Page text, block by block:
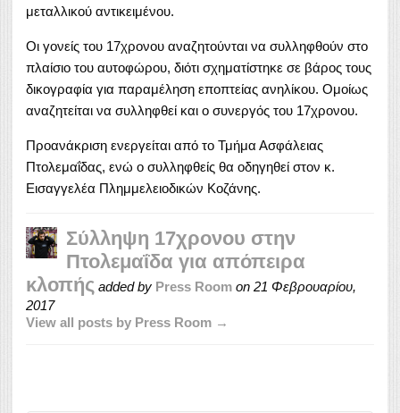
μεταλλικού αντικειμένου.
Οι γονείς του 17χρονου αναζητούνται να συλληφθούν στο
πλαίσιο του αυτοφώρου, διότι σχηματίστηκε σε βάρος τους
δικογραφία για παραμέληση εποπτείας ανηλίκου. Ομοίως
αναζητείται να συλληφθεί και ο συνεργός του 17χρονου.
Προανάκριση ενεργείται από το Τμήμα Ασφάλειας
Πτολεμαΐδας, ενώ ο συλληφθείς θα οδηγηθεί στον κ.
Εισαγγελέα Πλημμελειοδικών Κοζάνης.
Σύλληψη 17χρονου στην
Πτολεμαΐδα για απόπειρα
κλοπής added by Press Room on 21 Φεβρουαρίου,
2017
View all posts by Press Room →